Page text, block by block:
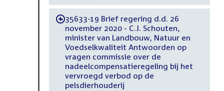
-35633-19 Brief regering d.d. 26
november 2020 - C.J. Schouten,
minister van Landbouw, Natuur en
Voedselkwaliteit Antwoorden op
vragen commissie over de
nadeelcompensatieregeling bij het
vervroegd verbod op de
pelsdierhouderij